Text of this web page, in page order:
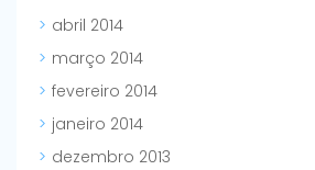
abril 2014
março 2014
fevereiro 2014
janeiro 2014
dezembro 2013